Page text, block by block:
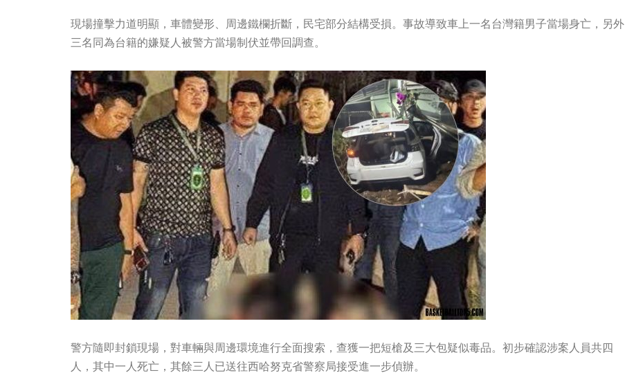
現場撞擊力道明顯，車體變形、周邊鐵欄折斷，民宅部分結構受損。事故導致車上一名台灣籍男子當場身亡，另外
三名同為台籍的嫌疑人被警方當場制伏並帶回調查。
警方隨即封鎖現場，對車輛與周邊環境進行全面搜索，查獲一把短槍及三大包疑似毒品。初步確認涉案人員共四
人，其中一人死亡，其餘三人已送往西哈努克省警察局接受進一步偵辦。